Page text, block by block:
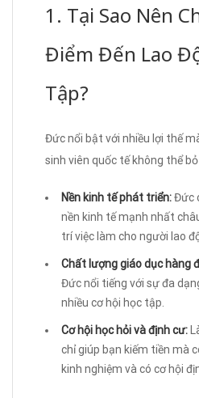
1. Tại Sao Nên
Điểm Đến Lao
Tập?
Đức nổi bật với nhiều lợi thế
sinh viên quốc tế không thể
Nền kinh tế phát triển:Đức
nền kinh tế mạnh nhất
trí việc làm cho người lao
Chất lượng giáo dục hàng
Đức nổi tiếng với sự đa
nhiều cơ hội học tập.
Cơ hội học hỏi và định cư:
chỉ giúp bạn kiếm tiền mà
kinh nghiệm và có cơ hội